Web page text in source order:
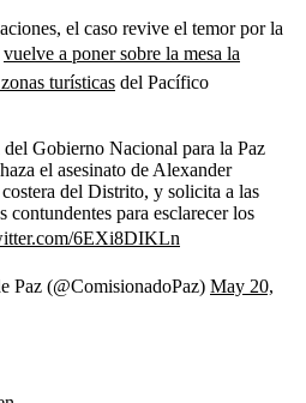
el caso revive el temor por la
vuelve a poner sobre la mesa la
turísticas del Pacífico
Gobierno Nacional para la Paz
el asesinato de Alexander
del Distrito, y solicita a las
contundentes para esclarecer los
6EXi8DIKLn
Paz (@ComisionadoPaz) May 20,